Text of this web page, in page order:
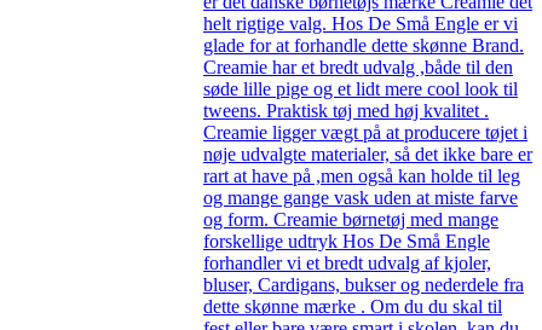
helt rigtige valg. Hos De Små Engle er vi
glade for at forhandle dette skønne Brand.
Creamie har et bredt udvalg ,både til den
søde lille pige og et lidt mere cool look til
tweens. Praktisk tøj med høj kvalitet .
Creamie ligger vægt på at producere tøjet i
nøje udvalgte materialer, så det ikke bare er
rart at have på ,men også kan holde til leg
og mange gange vask uden at miste farve
og form. Creamie børnetøj med mange
forskellige udtryk Hos De Små Engle
forhandler vi et bredt udvalg af kjoler,
bluser, Cardigans, bukser og nederdele fra
dette skønne mærke . Om du du skal til